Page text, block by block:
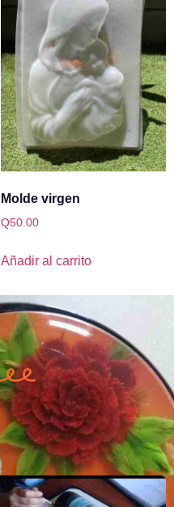
Molde virgen
Q50.00
Añadir al carrito